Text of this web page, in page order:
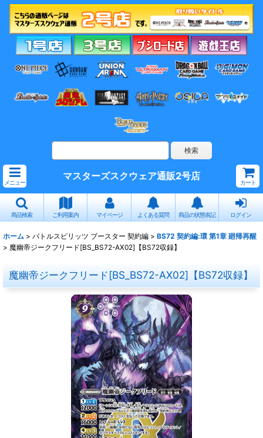
メニュー
マスターズスクウェア通販2号店
カート
商品検索 ご利用案内 マイページ よくある質問 商品の状態表記 ログイン
ホーム > バトルスピリッツ ブースター 契約編 > BS72 契約編:環 第1章 廻帰再醒
> 魔幽帝ジークフリード[BS_BS72-AX02]【BS72収録】
魔幽帝ジークフリード[BS_BS72-AX02]【BS72収録】